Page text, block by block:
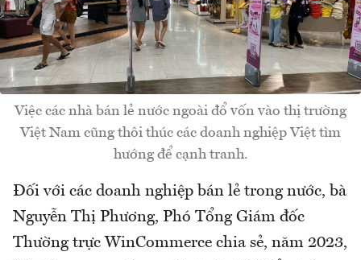
Việc các nhà bán lẻ nước ngoài đổ vốn vào thị trường
Việt Nam cũng thôi thúc các doanh nghiệp Việt tìm
hướng để cạnh tranh.
Đối với các doanh nghiệp bán lẻ trong nước, bà
Nguyễn Thị Phương, Phó Tổng Giám đốc
Thường trực WinCommerce chia sẻ, năm 2023,